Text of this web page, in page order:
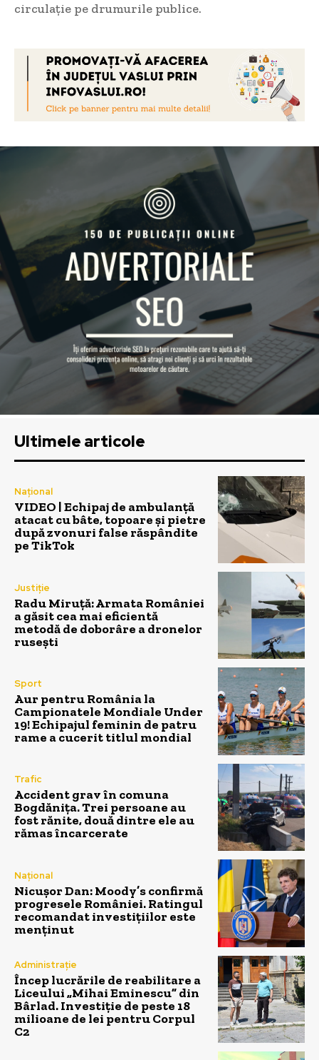
circulație pe drumurile publice.
Ultimele articole
Național
VIDEO | Echipaj de ambulanță
atacat cu bâte, topoare și pietre
după zvonuri false răspândite
pe TikTok
Justiție
Radu Miruță: Armata României
a găsit cea mai eficientă
metodă de doborâre a dronelor
rusești
Sport
Aur pentru România la
Campionatele Mondiale Under
19! Echipajul feminin de patru
rame a cucerit titlul mondial
Trafic
Accident grav în comuna
Bogdănița. Trei persoane au
fost rănite, două dintre ele au
rămas încarcerate
Național
Nicușor Dan: Moody’s confirmă
progresele României. Ratingul
recomandat investițiilor este
menținut
Administrație
Încep lucrările de reabilitare a
Liceului „Mihai Eminescu” din
Bârlad. Investiție de peste 18
milioane de lei pentru Corpul
C2